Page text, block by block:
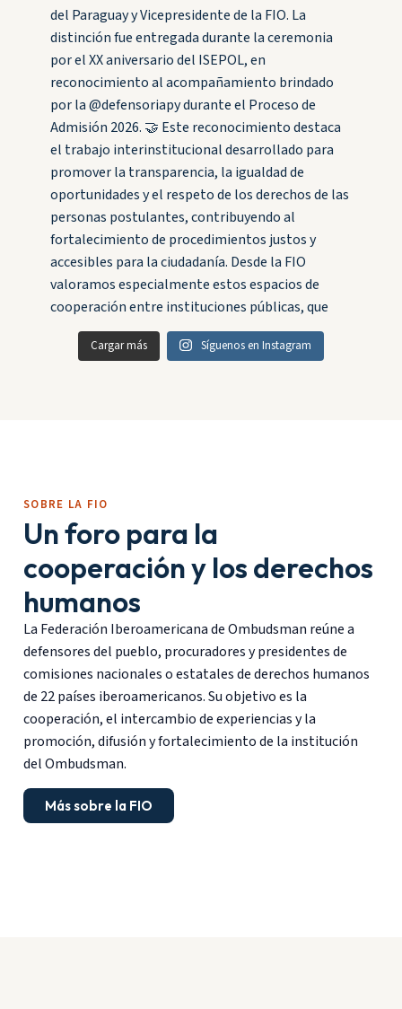
Cargar más Síguenos en Instagram
SOBRE LA FIO
Un foro para la
cooperación y los derechos
humanos
La Federación Iberoamericana de Ombudsman reúne a
defensores del pueblo, procuradores y presidentes de
comisiones nacionales o estatales de derechos humanos
de 22 países iberoamericanos. Su objetivo es la
cooperación, el intercambio de experiencias y la
promoción, difusión y fortalecimiento de la institución
del Ombudsman.
Más sobre la FIO